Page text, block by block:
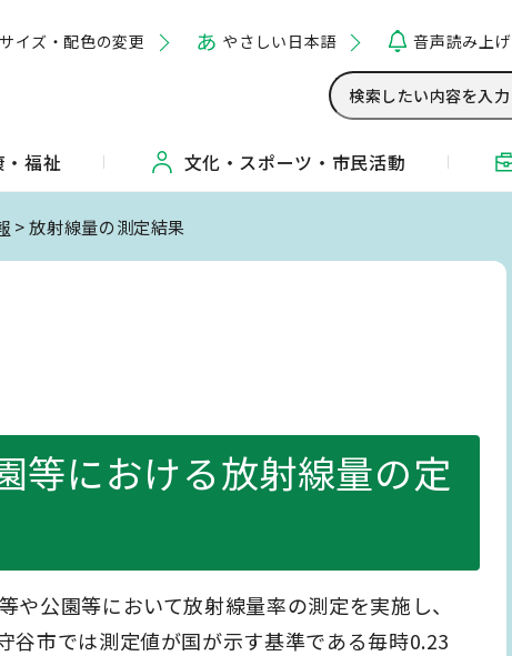
イズ・配色の変更 やさしい日本語 音声読み上げ
・福祉 文化・ スポーツ・ 市民活動
> 放射線量の測定結果
等における放射線量の定
公園等において放射線量率の測定を実施し、
谷市では測定値が国が示す基準である毎時0.23